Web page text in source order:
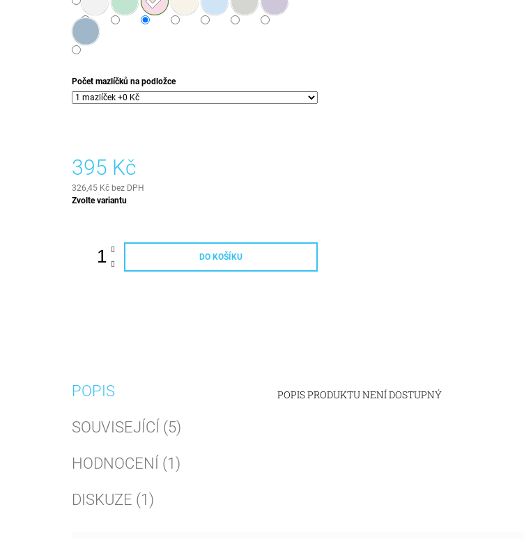
Počet mazlíčků na podložce
395 Kč
326,45 Kč bez DPH
Měrná
Zvolte variantu
DO KOŠÍKU
POPIS
SOUVISEJÍCÍ (5)
HODNOCENÍ (1)
DISKUZE (1)
POPIS PRODUKTU NENÍ DOSTUPNÝ